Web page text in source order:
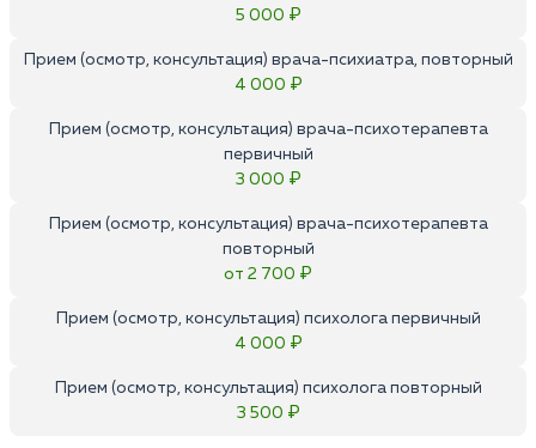
5 000 ₽
Прием (осмотр, консультация) врача-психиатра, повторный
4 000 ₽
Прием (осмотр, консультация) врача-психотерапевта
первичный
3 000 ₽
Прием (осмотр, консультация) врача-психотерапевта
повторный
от 2 700 ₽
Прием (осмотр, консультация) психолога первичный
4 000 ₽
Прием (осмотр, консультация) психолога повторный
3 500 ₽